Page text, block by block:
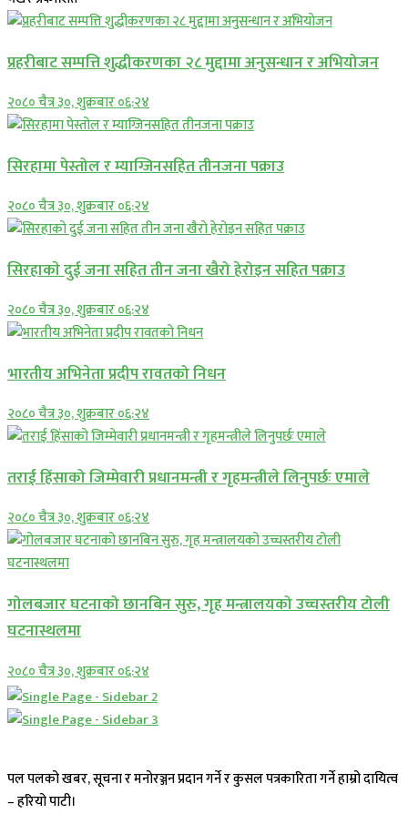
प्रहरीबाट सम्पत्ति शुद्धीकरणका २८ मुद्दामा अनुसन्धान र अभियोजन
२०८० चैत्र ३०, शुक्रबार ०६:२४
सिरहामा पेस्तोल र म्याग्जिनसहित तीनजना पक्राउ
२०८० चैत्र ३०, शुक्रबार ०६:२४
सिरहाकाे दुई जना सहित तीन जना खैरो हेरोइन सहित पक्राउ
२०८० चैत्र ३०, शुक्रबार ०६:२४
भारतीय अभिनेता प्रदीप रावतको निधन
२०८० चैत्र ३०, शुक्रबार ०६:२४
तराई हिंसाको जिम्मेवारी प्रधानमन्त्री र गृहमन्त्रीले लिनुपर्छः एमाले
२०८० चैत्र ३०, शुक्रबार ०६:२४
गोलबजार घटनाको छानबिन सुरु, गृह मन्त्रालयको उच्चस्तरीय टोली
घटनास्थलमा
२०८० चैत्र ३०, शुक्रबार ०६:२४
पल पलको खबर, सूचना र मनोरञ्जन प्रदान गर्ने र कुसल पत्रकारिता गर्ने हाम्रो दायित्व
– हरियो पाटी।